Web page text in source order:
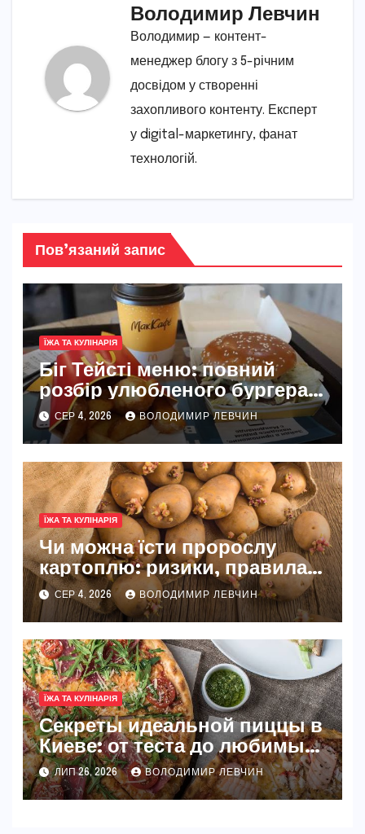
Володимир Левчин
Володимир — контент-
менеджер блогу з 5-річним
досвідом у створенні
захопливого контенту. Експерт
у digital-маркетингу, фанат
технологій.
Пов’язаний запис
ЇЖА ТА КУЛІНАРІЯ
Біг Тейсті меню: повний
розбір улюбленого бургера
McDonald’s
СЕР 4, 2026 ВОЛОДИМИР ЛЕВЧИН
ЇЖА ТА КУЛІНАРІЯ
Чи можна їсти пророслу
картоплю: ризики, правила
та безпечні способи
СЕР 4, 2026 ВОЛОДИМИР ЛЕВЧИН
ЇЖА ТА КУЛІНАРІЯ
Секреты идеальной пиццы в
Киеве: от теста до любимых
начинок
ЛИП 26, 2026 ВОЛОДИМИР ЛЕВЧИН